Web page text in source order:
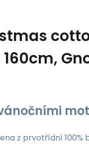
z prvotřídní 100%